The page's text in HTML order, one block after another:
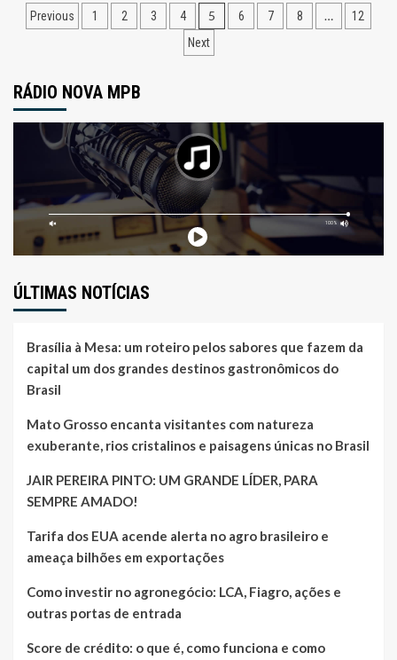
Navegação
posts
Previous 1 2 3 4 5 6 7 8 …
12
Next
RÁDIO NOVA MPB
ÚLTIMAS NOTÍCIAS
Brasília à Mesa: um roteiro pelos sabores que fazem da
capital um dos grandes destinos gastronômicos do
Brasil
Mato Grosso encanta visitantes com natureza
exuberante, rios cristalinos e paisagens únicas no Brasil
JAIR PEREIRA PINTO: UM GRANDE LÍDER, PARA
SEMPRE AMADO!
Tarifa dos EUA acende alerta no agro brasileiro e
ameaça bilhões em exportações
Como investir no agronegócio: LCA, Fiagro, ações e
outras portas de entrada
Score de crédito: o que é, como funciona e como